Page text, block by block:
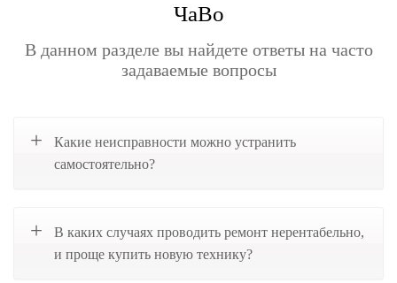
ЧаВо
В данном разделе вы найдете ответы на часто
задаваемые вопросы
Какие неисправности можно устранить
самостоятельно?
В каких случаях проводить ремонт нерентабельно,
и проще купить новую технику?